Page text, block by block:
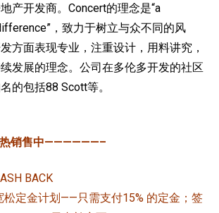
产开发商。 Concert的理念是“a
，致力于树立与众不同的风
方面表现专业，注重设计，用料讲究，
发展的理念。公司在多伦多开发的社区
的包括88 Scott等。
销售中——————–
BACK
松定金计划——只需支付15% 的定金；签